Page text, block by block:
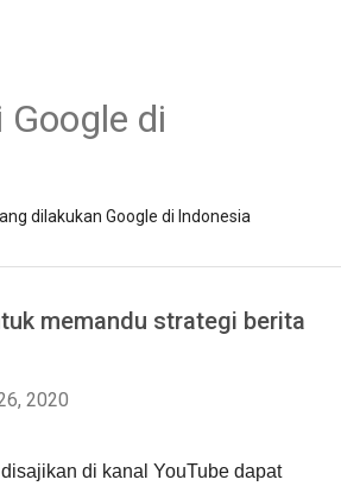
di
dilakukan Google di Indonesia
memandu strategi berita
2020
di kanal YouTube dapat